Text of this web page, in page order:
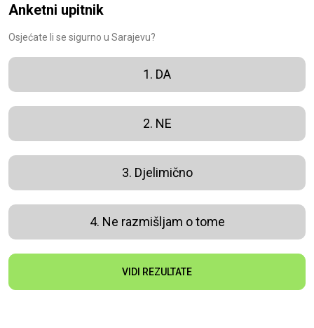
Anketni upitnik
Osjećate li se sigurno u Sarajevu?
1. DA
2. NE
3. Djelimično
4. Ne razmišljam o tome
VIDI REZULTATE